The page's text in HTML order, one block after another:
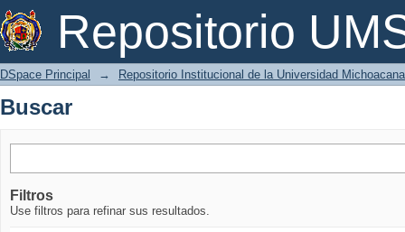
Repositorio
Buscar
DSpace Principal → Repositorio Institucional de la Universidad
Buscar
Filtros
Use filtros para refinar sus resultados.